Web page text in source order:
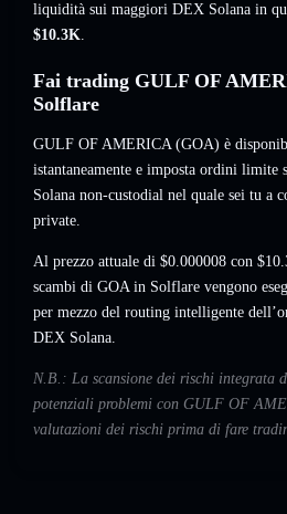
liquidità sui maggiori DEX Solana in
$10.3K.
Fai trading GULF OF
Solflare
GULF OF AMERICA (GOA) è
istantaneamente e imposta ordini limite
Solana non-custodial nel quale sei tu a
private.
Al prezzo attuale di $0.000008 con
scambi di GOA in Solflare vengono
per mezzo del routing intelligente
DEX Solana.
N.B.: La scansione dei rischi integrata
potenziali problemi con GULF OF
valutazioni dei rischi prima di fare